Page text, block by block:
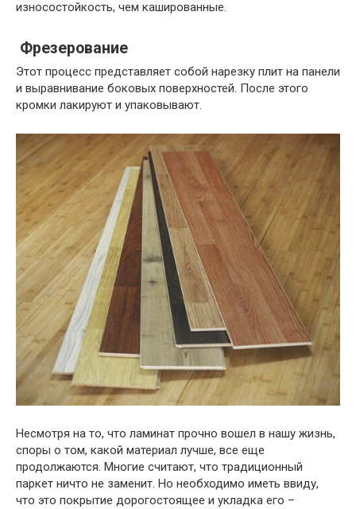
износостойкость, чем кашированные.
Фрезерование
Этот процесс представляет собой нарезку плит на панели
и выравнивание боковых поверхностей. После этого
кромки лакируют и упаковывают.
Несмотря на то, что ламинат прочно вошел в нашу жизнь,
споры о том, какой материал лучше, все еще
продолжаются. Многие считают, что традиционный
паркет ничто не заменит. Но необходимо иметь ввиду,
что это покрытие дорогостоящее и укладка его –